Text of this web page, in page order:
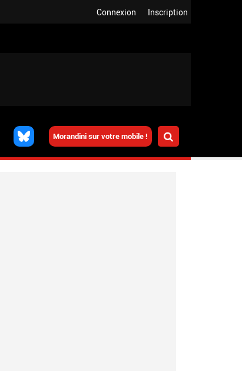
Inscription
Connexion
Morandini sur votre mobile !